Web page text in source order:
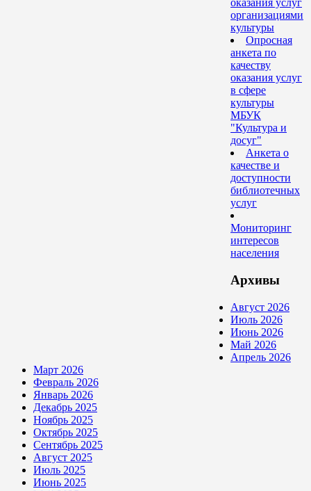
оказания услуг
организациями
культуры
Опросная
анкета по
качеству
оказания услуг
в сфере
культуры
МБУК
"Культура и
досуг"
Анкета о
качестве и
доступности
библиотечных
услуг
Мониторинг
интересов
населения
Архивы
Август 2026
Июль 2026
Июнь 2026
Май 2026
Апрель 2026
Март 2026
Февраль 2026
Январь 2026
Декабрь 2025
Ноябрь 2025
Октябрь 2025
Сентябрь 2025
Август 2025
Июль 2025
Июнь 2025